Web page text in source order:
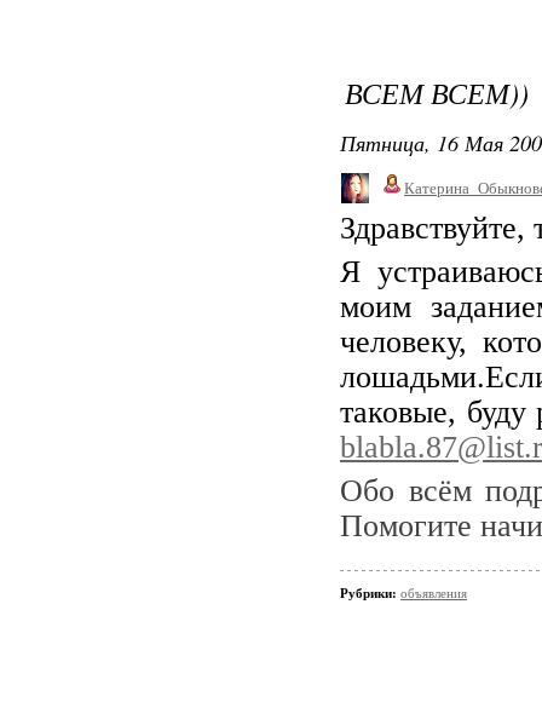
ВСЕМ ВСЕМ))
Пятница, 16 Мая
Я
моим
человеку,
таковые,
Обо всём
Помогите
Рубрики: объявления